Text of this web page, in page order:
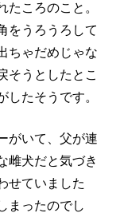
ころのこと。
をうろうろして
ちゃだめじゃな
そうとしたとこ
したそうです。
がいて、父が連
雌犬だと気づき
せていました
まったのでし